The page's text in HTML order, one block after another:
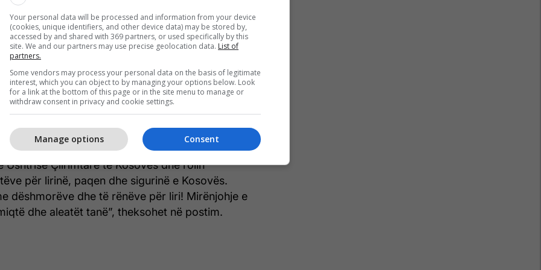
mori fund një periudhë e rëndë e
dhe spastrimit etnik ndaj popullsisë civile të
kështu rrugëtimin drejt paqes, demokracisë
të ardhmeje më të sigurt”, thuhet në postimin e
diplomatike e Kosovës ka shprehur respekt dhe
e atyre që kontribuuan për lirinë e vendit.
me respekt dhe mirënjohje të thellë
Ushtrisë Çlirimtare të Kosovës dhe rolin
për lirinë, paqen dhe sigurinë e Kosovës.
dëshmorëve dhe të rënëve për liri! Mirënjohje e
dhe aleatët tanë”, theksohet në postim.
Your personal data will be processed and information from your device
(cookies, unique identifiers, and other device data) may be stored by,
accessed by and shared with 369 partners, or used specifically by this
site. We and our partners may use precise geolocation data. List of
partners.
Some vendors may process your personal data on the basis of legitimate
interest, which you can object to by managing your options below. Look
for a link at the bottom of this page or in the site menu to manage or
withdraw consent in privacy and cookie settings.
Consent
Manage options